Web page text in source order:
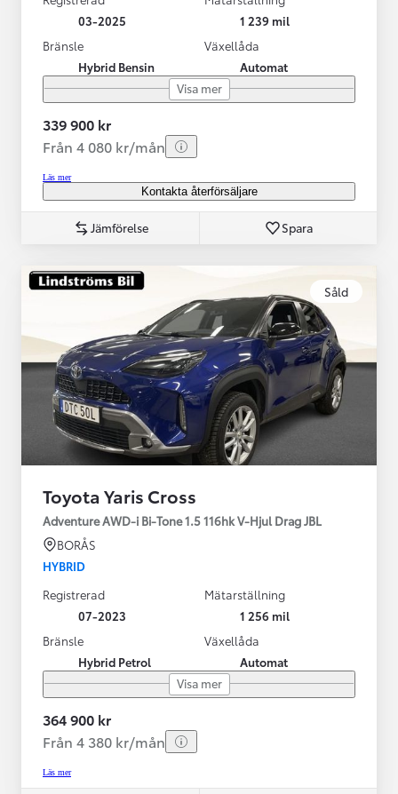
03-2025
1 239 mil
Bränsle
Hybrid Bensin
Växellåda
Automat
Visa mer
339 900 kr
Från 4 080 kr/mån
Läs mer
Kontakta återförsäljare
Jämförelse Spara
Såld
Toyota Yaris Cross
Adventure AWD-i Bi-Tone 1.5 116hk V-Hjul Drag JBL
BORÅS
HYBRID
Registrerad
07-2023
Mätarställning
1 256 mil
Bränsle
Hybrid Petrol
Växellåda
Automat
Visa mer
364 900 kr
Från 4 380 kr/mån
Läs mer